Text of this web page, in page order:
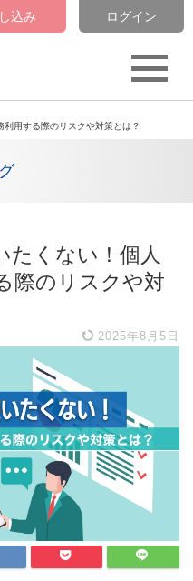
込み ログイン
用する際のリスクや対策とは？
たくない！個人
際のリスクや対
2025年8月5日